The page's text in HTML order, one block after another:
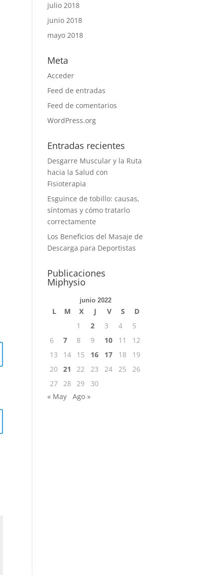
julio 2018
junio 2018
mayo 2018
Meta
Acceder
Feed de entradas
Feed de comentarios
WordPress.org
Entradas recientes
Desgarre Muscular y la Ruta
hacia la Salud con
Fisioterapia
Esguince de tobillo: causas,
síntomas y cómo tratarlo
correctamente
Los Beneficios del Masaje de
Descarga para Deportistas
Publicaciones
Miphysio
junio 2022
L M X J V S
D
1
2 3 4
5
6
7 8 9 10 11
12
13
14 15 16 17 18
19
20 21 22 23 24 25
26
27 28 29
30
« May
Ago »